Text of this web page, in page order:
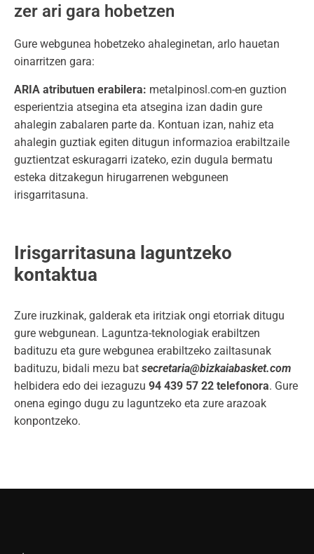
zer ari gara hobetzen
Gure webgunea hobetzeko ahaleginetan, arlo hauetan
oinarritzen gara:
ARIA atributuen erabilera: metalpinosl.com-en guztion
esperientzia atsegina eta atsegina izan dadin gure
ahalegin zabalaren parte da. Kontuan izan, nahiz eta
ahalegin guztiak egiten ditugun informazioa erabiltzaile
guztientzat eskuragarri izateko, ezin dugula bermatu
esteka ditzakegun hirugarrenen webguneen
irisgarritasuna.
Irisgarritasuna laguntzeko
kontaktua
Zure iruzkinak, galderak eta iritziak ongi etorriak ditugu
gure webgunean. Laguntza-teknologiak erabiltzen
badituzu eta gure webgunea erabiltzeko zailtasunak
badituzu, bidali mezu bat secretaria@bizkaiabasket.com
helbidera edo dei iezaguzu 94 439 57 22 telefonora. Gure
onena egingo dugu zu laguntzeko eta zure arazoak
konpontzeko.